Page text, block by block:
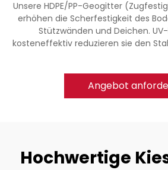
Unsere HDPE/PP-Geogitter
erhöhen die Scherfestigkeit des
Stützwänden und Deichen.
kosteneffektiv reduzieren sie den
Angebot
Hochwertige